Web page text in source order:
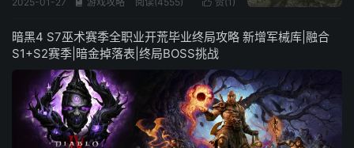
暗黑4 S7巫术赛季全职业开荒毕业终局攻略 新增军械库|融合
S1+S2赛季|暗金掉落表|终局BOSS挑战